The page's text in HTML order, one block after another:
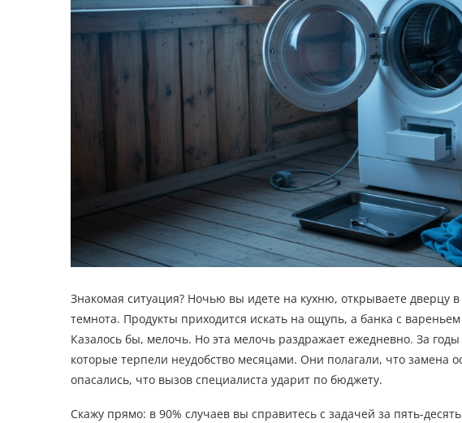
Знакомая ситуация? Ночью вы идете на кухню, открываете дверцу
темнота. Продукты приходится искать на ощупь, а банка с
Казалось бы, мелочь. Но эта мелочь раздражает ежедневно. За
которые терпели неудобство месяцами. Они полагали, что
опасались, что вызов специалиста ударит по бюджету.
Скажу прямо: в 90% случаев вы справитесь с задачей за пять-